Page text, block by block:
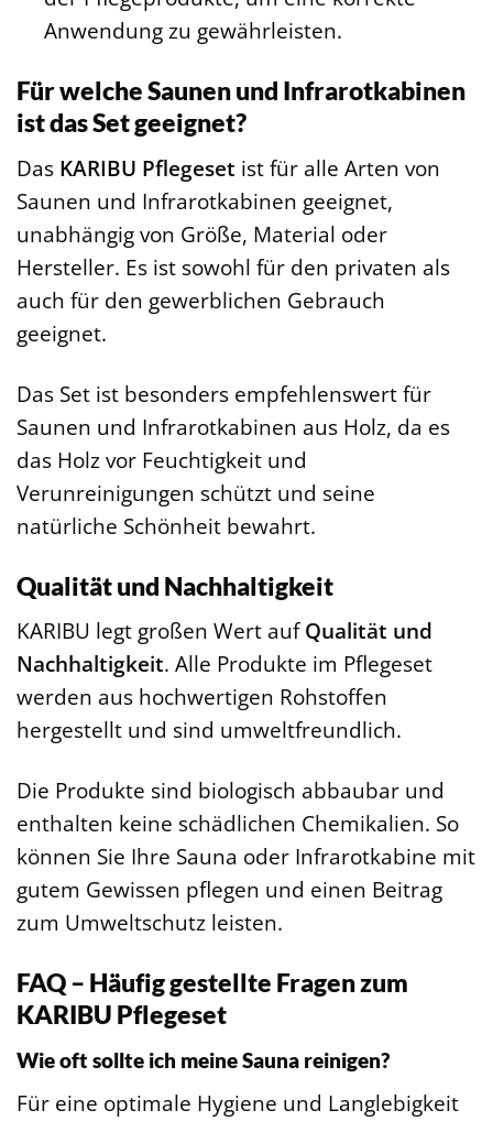
Anwendung zu gewährleisten.
Für welche Saunen und Infrarotkabinen
ist das Set geeignet?
Das KARIBU Pflegeset ist für alle Arten von
Saunen und Infrarotkabinen geeignet,
unabhängig von Größe, Material oder
Hersteller. Es ist sowohl für den privaten als
auch für den gewerblichen Gebrauch
geeignet.
Das Set ist besonders empfehlenswert für
Saunen und Infrarotkabinen aus Holz, da es
das Holz vor Feuchtigkeit und
Verunreinigungen schützt und seine
natürliche Schönheit bewahrt.
Qualität und Nachhaltigkeit
KARIBU legt großen Wert aufQualität und
Nachhaltigkeit. Alle Produkte im Pflegeset
werden aus hochwertigen Rohstoffen
hergestellt und sind umweltfreundlich.
Die Produkte sind biologisch abbaubar und
enthalten keine schädlichen Chemikalien. So
können Sie Ihre Sauna oder Infrarotkabine mit
gutem Gewissen pflegen und einen Beitrag
zum Umweltschutz leisten.
FAQ – Häufig gestellte Fragen zum
KARIBU Pflegeset
Wie oft sollte ich meine Sauna reinigen?
Für eine optimale Hygiene und Langlebigkeit